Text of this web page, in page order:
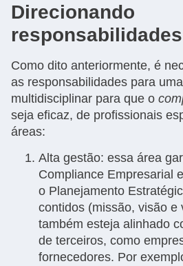
Direcionando
responsabilidades
Como dito anteriormente, é
as responsabilidades para
multidisciplinar para que o
seja eficaz, de profissionais
áreas:
Alta gestão: essa área
Compliance Empresarial
o Planejamento
contidos (missão, visão e
também esteja alinhado
de terceiros, como
fornecedores. Por